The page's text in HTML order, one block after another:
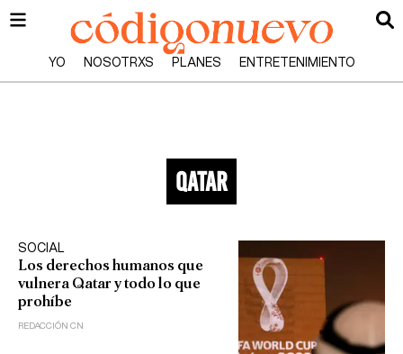
YO NOSOTRXS PLANES ENTRETENIMIENTO
qatar
SOCIAL
Los derechos humanos que
vulnera Qatar y todo lo que
prohíbe
REDACCIÓN CN